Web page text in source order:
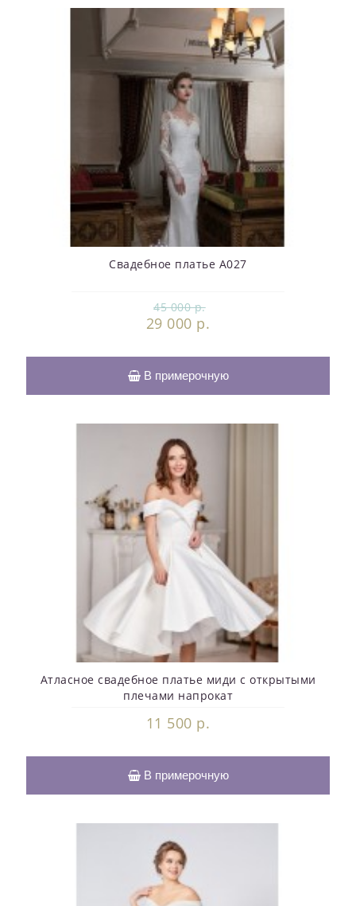
Свадебное платье А027
45 000 р.
29 000 р.
В примерочную
Атласное свадебное платье миди с открытыми
плечами напрокат
11 500 р.
В примерочную